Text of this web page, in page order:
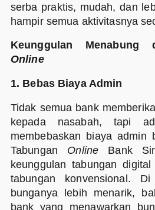
serba praktis, mudah, dan
hampir semua aktivitasnya
Keunggulan Menabung
Online
1. Bebas Biaya Admin
Tidak semua bank
kepada nasabah, tapi
membebaskan biaya admin
Tabungan Online Bank
keunggulan tabungan
tabungan konvensional.
bunganya lebih menarik,
bank yang menawarkan